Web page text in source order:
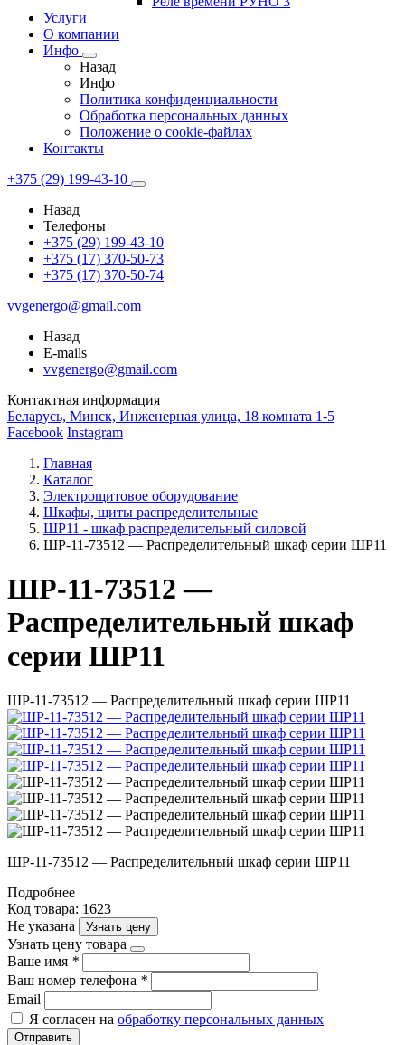
Услуги
О компании
Инфо
Назад
Инфо
Политика конфиденциальности
Обработка персональных данных
Положение о cookie-файлах
Контакты
+375 (29) 199-43-10
Назад
Телефоны
+375 (29) 199-43-10
+375 (17) 370-50-73
+375 (17) 370-50-74
vvgenergo@gmail.com
Назад
E-mails
vvgenergo@gmail.com
Контактная информация
Беларусь, Минск, Инженерная улица, 18 комната 1-5
Facebook Instagram
Главная
Каталог
Электрощитовое оборудование
Шкафы, щиты распределительные
ШР11 - шкаф распределительный силовой
ШР-11-73512 — Распределительный шкаф серии ШР11
ШР-11-73512 —
Распределительный шкаф
серии ШР11
ШР-11-73512 — Распределительный шкаф серии ШР11
ШР-11-73512 — Распределительный шкаф серии ШР11
Подробнее
Код товара: 1623
Не указана
Узнать цену
Узнать цену товара
Ваше имя *
Ваш номер телефона *
Email
Я согласен на обработку персональных данных
Отправить